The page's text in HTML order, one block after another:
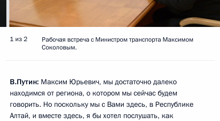
1 из 2
Рабочая встреча с Министром транспорта Максимом
Соколовым.
В.Путин: Максим Юрьевич, мы достаточно далеко
находимся от региона, о котором мы сейчас будем
говорить. Но поскольку мы с Вами здесь, в Республике
Алтай, и вместе здесь, я бы хотел послушать, как